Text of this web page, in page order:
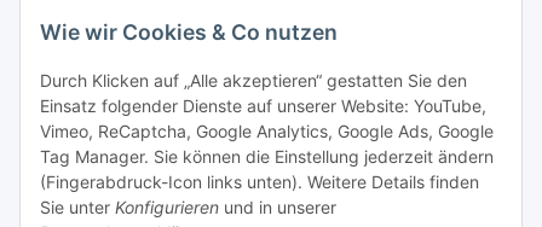
Wie wir Cookies & Co nutzen
Durch Klicken auf „Alle akzeptieren“ gestatten Sie den
Einsatz folgender Dienste auf unserer Website: YouTube,
Vimeo, ReCaptcha, Google Analytics, Google Ads, Google
Tag Manager. Sie können die Einstellung jederzeit ändern
(Fingerabdruck-Icon links unten). Weitere Details finden
Sie unter Konfigurieren und in unserer